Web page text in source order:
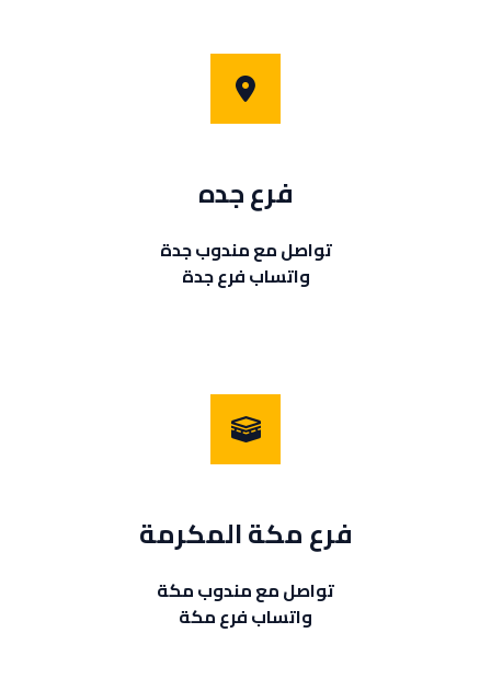
فرع جده
تواصل مع مندوب جدة
واتساب فرع جدة
فرع مكة المكرمة
تواصل مع مندوب مكة
واتساب فرع مكة